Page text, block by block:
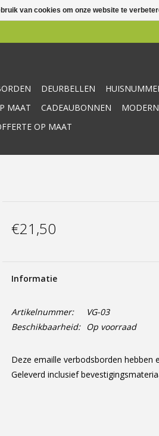
DEURBELLEN
MAAT CADEAUBONNEN
OP MAAT
€21,50
Informatie
Artikelnummer:
VG-03
Beschikbaarheid:
Op voorraad
Deze emaille verbodsborden hebben
Geleverd inclusief
van cookies om onze website te